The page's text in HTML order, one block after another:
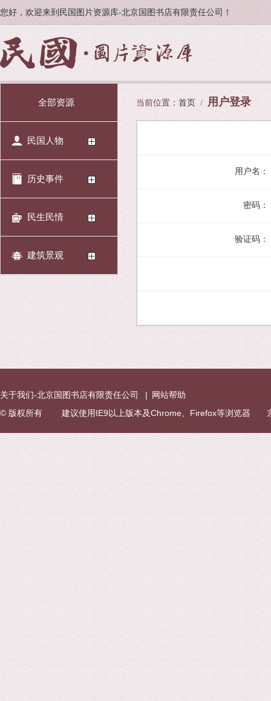
您好，欢迎来到民国图片资源库-北京国图书店有限责任公司！
全部资源
民国人物
历史事件
民生民情
建筑景观
当前位置： 首页 / 用户登录
用户名：
密码：
验证码：
关于我们-北京国图书店有限责任公司 | 网站帮助
© 版权所有 建议使用IE9以上版本及Chrome、Firefox等浏览器